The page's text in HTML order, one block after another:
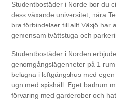
Studentbostäder i Norde bor du
dess växande universitet, nära
bra förbindelser till allt Växjö har
gemensam tvättstuga och
Studentbostäder i Norden
genomgångslägenheter på 1
belägna i loftgångshus med
ugn med spishäll. Eget badrum
förvaring med garderober och